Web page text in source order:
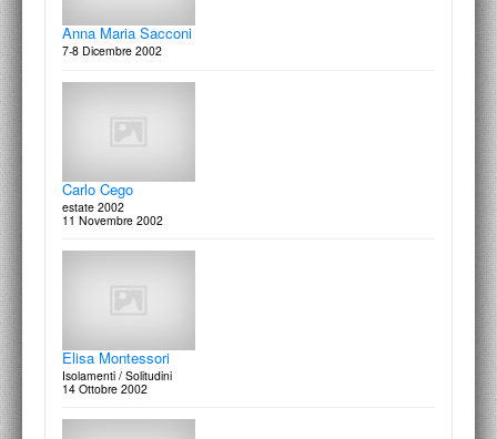
On paper
27 Settembre 2003
Paolo Cotani / Mariano Rossano
On paper
8 Settembre 2003
Anna Maria Sacconi
7-8 Dicembre 2002
Carlo Cego
estate 2002
11 Novembre 2002
Elisa Montessori
Isolamenti / Solitudini
14 Ottobre 2002